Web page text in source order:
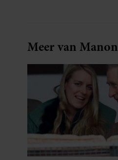
Meer van Manon